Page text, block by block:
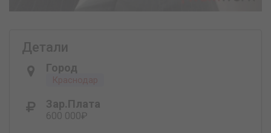
Детали
Город
Краснодар
Зар.плата
600 000₽